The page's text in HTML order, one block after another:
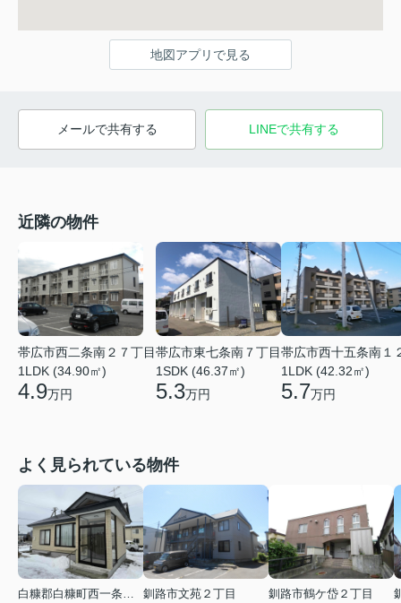
地図アプリで見る
メールで共有する LINEで共有する
近隣の物件
帯広市西二条南２７丁目
1LDK (34.90㎡)
4.9万円
帯広市東七条南７丁目
1SDK (46.37㎡)
5.3万円
帯広市西十五条南１
1LDK (42.32㎡)
5.7万円
よく見られている物件
白糠郡白糠町西一条南４丁目
釧路市文苑２丁目
釧路市鶴ケ岱２丁目